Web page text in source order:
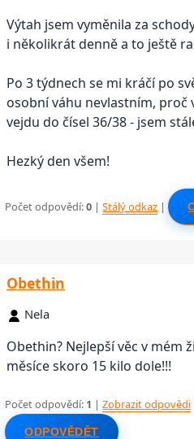
Výtah jsem vyměnila za
i několikrát denně a to ještě
Po 3 týdnech se mi kráčí po
osobní váhu nevlastním, proč
vejdu do čísel 36/38 - jsem
Hezký den všem!
Počet odpovědí:0 |Stálý odkaz |
Obethin
Nela
Obethin? Nejlepší věc v mém
měsíce skoro 15 kilo dole!!!
Počet odpovědí: 1 |Zobrazit odpovědi
ODPOVĚDĚT